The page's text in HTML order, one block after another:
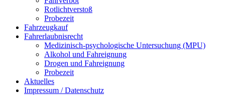
Rotlichtverstoß
Probezeit
Fahrzeugkauf
Fahrerlaubnisrecht
Medizinisch-psychologische Untersuchung (MPU)
Alkohol und Fahreignung
Drogen und Fahreignung
Probezeit
Aktuelles
Impressum / Datenschutz